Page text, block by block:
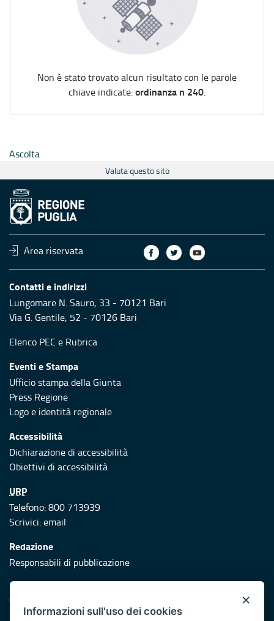
Non è stato trovato alcun risultato con le parole
chiave indicate:ordinanza n 240.
Ascolta
Valuta questo sito
Area riservata
Contatti e indirizzi
Lungomare N. Sauro, 33 - 70121 Bari
Via G. Gentile, 52 - 70126 Bari
Elenco PEC e Rubrica
Eventi e Stampa
Ufficio stampa della Giunta
Press Regione
Logo e identità regionale
Accessibilità
Dichiarazione di accessibilità
Obiettivi di accessibilità
URP
Telefono: 800 713939
Scrivici:email
Redazione
Responsabili di pubblicazione
Protezione civile
Vai al sito di Protezione Civile Puglia
×
Informazioni sull'uso dei cookies